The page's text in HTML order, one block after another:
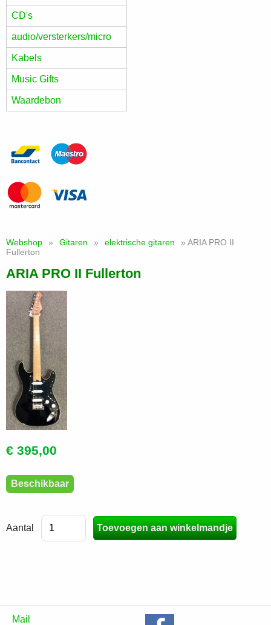
CD's
audio/versterkers/micro
Kabels
Music Gifts
Waardebon
Webshop » Gitaren » elektrische gitaren
» ARIA PRO II
Fullerton
ARIA PRO II Fullerton
€ 395,00
Beschikbaar
Aantal
Mail